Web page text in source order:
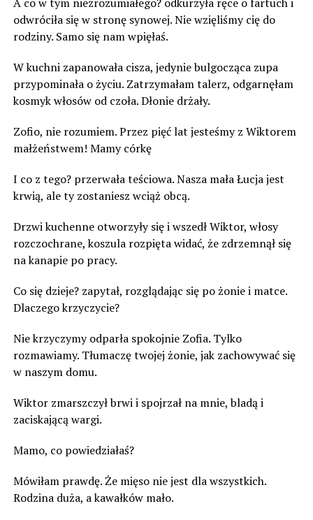
odwróciła się w stronę synowej. Nie wzięliśmy cię do
rodziny. Samo się nam wpięłaś.
W kuchni zapanowała cisza, jedynie bulgocząca zupa
przypominała o życiu. Zatrzymałam talerz, odgarnęłam
kosmyk włosów od czoła. Dłonie drżały.
Zofio, nie rozumiem. Przez pięć lat jesteśmy z Wiktorem
małżeństwem! Mamy córkę
I co z tego? przerwała teściowa. Nasza mała Łucja jest
krwią, ale ty zostaniesz wciąż obcą.
Drzwi kuchenne otworzyły się i wszedł Wiktor, włosy
rozczochrane, koszula rozpięta widać, że zdrzemnął się
na kanapie po pracy.
Co się dzieje? zapytał, rozglądając się po żonie i matce.
Dlaczego krzyczycie?
Nie krzyczymy odparła spokojnie Zofia. Tylko
rozmawiamy. Tłumaczę twojej żonie, jak zachowywać się
w naszym domu.
Wiktor zmarszczył brwi i spojrzał na mnie, bladą i
zaciskającą wargi.
Mamo, co powiedziałaś?
Mówiłam prawdę. Że mięso nie jest dla wszystkich.
Rodzina duża, a kawałków mało.